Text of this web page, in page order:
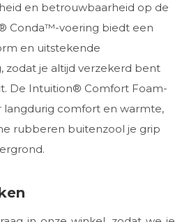
en betrouwbaarheid op de
Conda™-voering biedt een
en uitstekende
zodat je altijd verzekerd bent
De Intuition® Comfort Foam-
langdurig comfort en warmte,
rubberen buitenzool je grip